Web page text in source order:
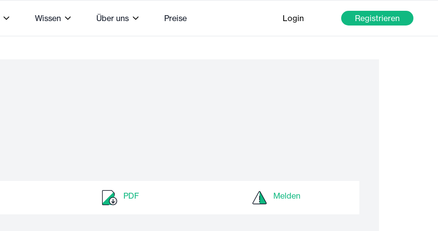
Wissen Über uns Preise Login Registrieren
PDF Melden